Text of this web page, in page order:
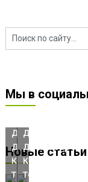
Мы в
Новые
Шикарный
ажурный
для
джемпера,
кардигана,
топа!
Шикарный
ажурный
для
джемпера,
кардигана,
топа!